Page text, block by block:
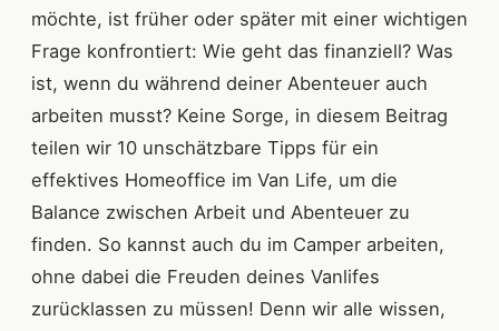
möchte, ist früher oder später mit einer wichtigen
Frage konfrontiert: Wie geht das finanziell? Was
ist, wenn du während deiner Abenteuer auch
arbeiten musst? Keine Sorge, in diesem Beitrag
teilen wir 10 unschätzbare Tipps für ein
effektives Homeoffice im Van Life, um die
Balance zwischen Arbeit und Abenteuer zu
finden. So kannst auch du im Camper arbeiten,
ohne dabei die Freuden deines Vanlifes
zurücklassen zu müssen! Denn wir alle wissen,